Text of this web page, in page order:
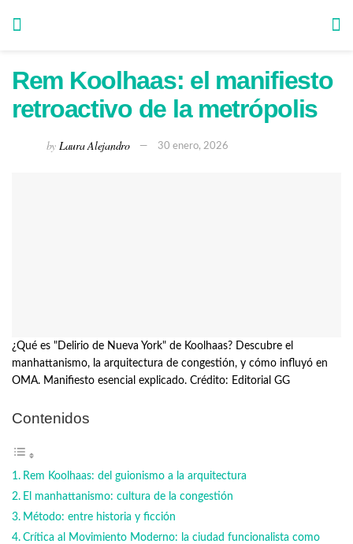
Rem Koolhaas: el manifiesto
retroactivo de la metrópolis
by Laura Alejandro 30 enero, 2026
¿Qué es "Delirio de Nueva York" de Koolhaas? Descubre el
manhattanismo, la arquitectura de congestión, y cómo influyó en
OMA. Manifiesto esencial explicado. Crédito: Editorial GG
Contenidos
Rem Koolhaas: del guionismo a la arquitectura
El manhattanismo: cultura de la congestión
Método: entre historia y ficción
Crítica al Movimiento Moderno: la ciudad funcionalista como